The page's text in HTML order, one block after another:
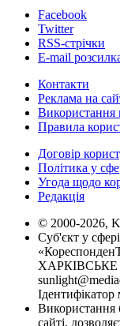
Facebook
Twitter
RSS-стрічки
E-mail
Контакти
Реклама на
Використання
Правила
Договір
Політика у
Угода щодо
Редакція
© 2000-2026,
Суб'єкт у
ХАРКІВСЬКЕ
Використання
сайті,